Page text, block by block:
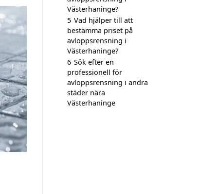
Västerhaninge?
5 Vad hjälper till att
bestämma priset på
avloppsrensning i
Västerhaninge?
6 Sök efter en
professionell för
avloppsrensning i andra
städer nära
Västerhaninge